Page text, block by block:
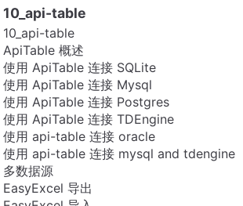
10_api-table
10_api-table
ApiTable 概述
使用 ApiTable 连接 SQLite
使用 ApiTable 连接 Mysql
使用 ApiTable 连接 Postgres
使用 ApiTable 连接 TDEngine
使用 api-table 连接 oracle
使用 api-table 连接 mysql and tdengine
多数据源
EasyExcel 导出